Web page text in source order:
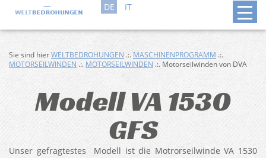
DE IT
Sie sind hierWELTBEDROHUNGEN .:. MASCHINENPROGRAMM .:.
MOTORSEILWINDEN .:. MOTORSEILWINDEN .:. Motorseilwinden von DVA
Modell VA 1530
GFS
Unser gefragtestes Modell ist die Motrorseilwinde VA 1530